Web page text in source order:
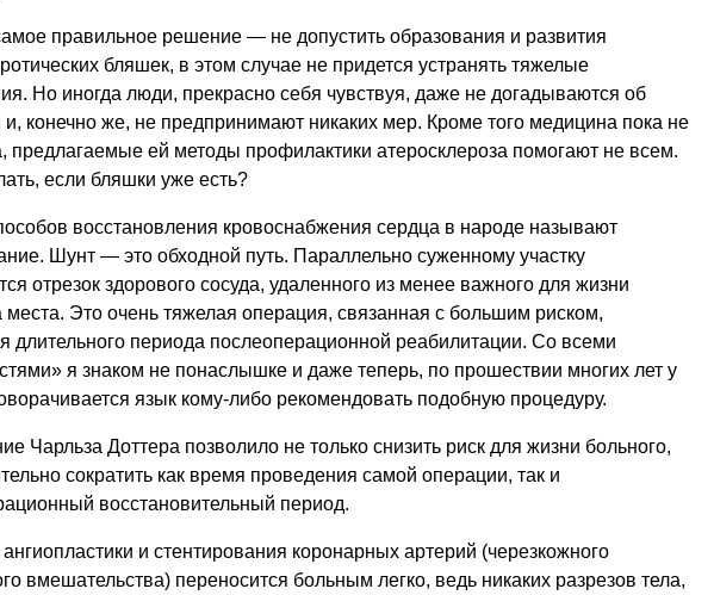
правильное решение — не допустить образования и развития
бляшек, в этом случае не придется устранять тяжелые
Но иногда люди, прекрасно себя чувствуя, даже не догадываются об
и, конечно же, не предпринимают никаких мер. Кроме того медицина пока не
предлагаемые ей методы профилактики атеросклероза помогают не всем.
если бляшки уже есть?
восстановления кровоснабжения сердца в народе называют
Шунт — это обходной путь. Параллельно суженному участку
отрезок здорового сосуда, удаленного из менее важного для жизни
места. Это очень тяжелая операция, связанная с большим риском,
длительного периода послеоперационной реабилитации. Со всеми
я знаком не понаслышке и даже теперь, по прошествии многих лет у
язык кому-либо рекомендовать подобную процедуру.
Чарльза Доттера позволило не только снизить риск для жизни больного,
сократить как время проведения самой операции, так и
восстановительный период.
и стентирования коронарных артерий (черезкожного
вмешательства) переносится больным легко, ведь никаких разрезов тела,